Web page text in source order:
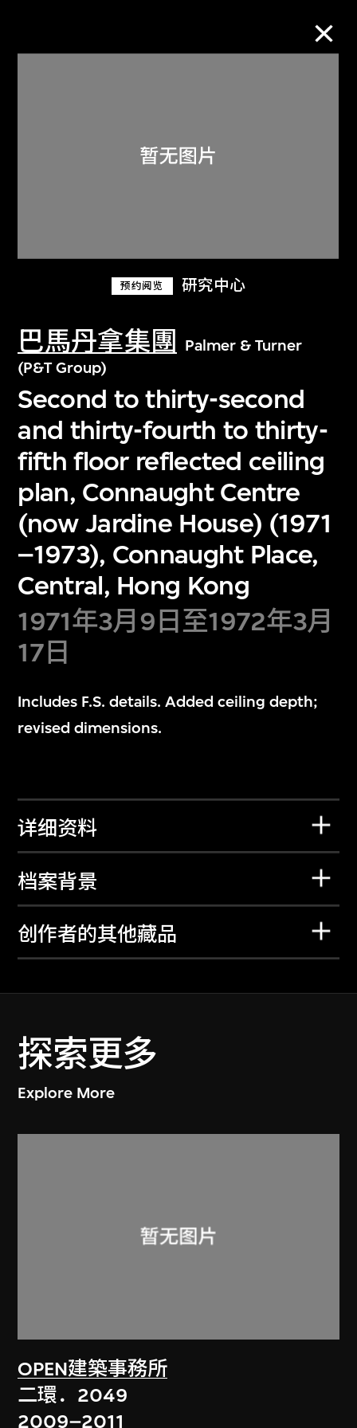
预约阅览 研究中心
巴馬丹拿集團
Palmer & Turner
(P&T Group)
Second to thirty-second
and thirty-fourth to thirty-
fifth floor reflected ceiling
plan, Connaught Centre
(now Jardine House) (1971
–1973), Connaught Place,
Central, Hong Kong
1971年3月9日至1972年3月
17日
Includes F.S. details. Added ceiling depth;
revised dimensions.
详细资料
档案背景
创作者的其他藏品
探索更多
Explore More
OPEN建築事務所
二環．2049
2009–2011
关于M+藏品
探索世界顶级的二十及二十一世纪视觉
文化藏品。